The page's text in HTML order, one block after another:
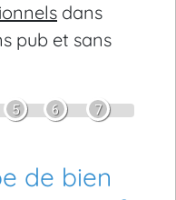
dans
pub et sans
5 6 7
de bien